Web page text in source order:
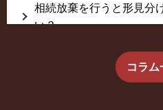
相続放棄を行うと形見分
い？
生前に相続放棄すると約
コラム